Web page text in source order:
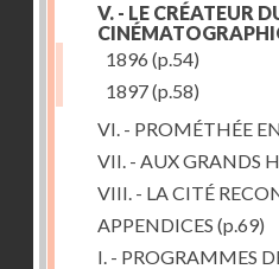
V. - LE CRÉATEUR
1896 (p.54)
1897(p.58)
VI. - PROMÉTHÉE
VII. - AUX GRANDS
VIII. - LA CITÉ
APPENDICES (p.69)
I. - PROGRAMMES